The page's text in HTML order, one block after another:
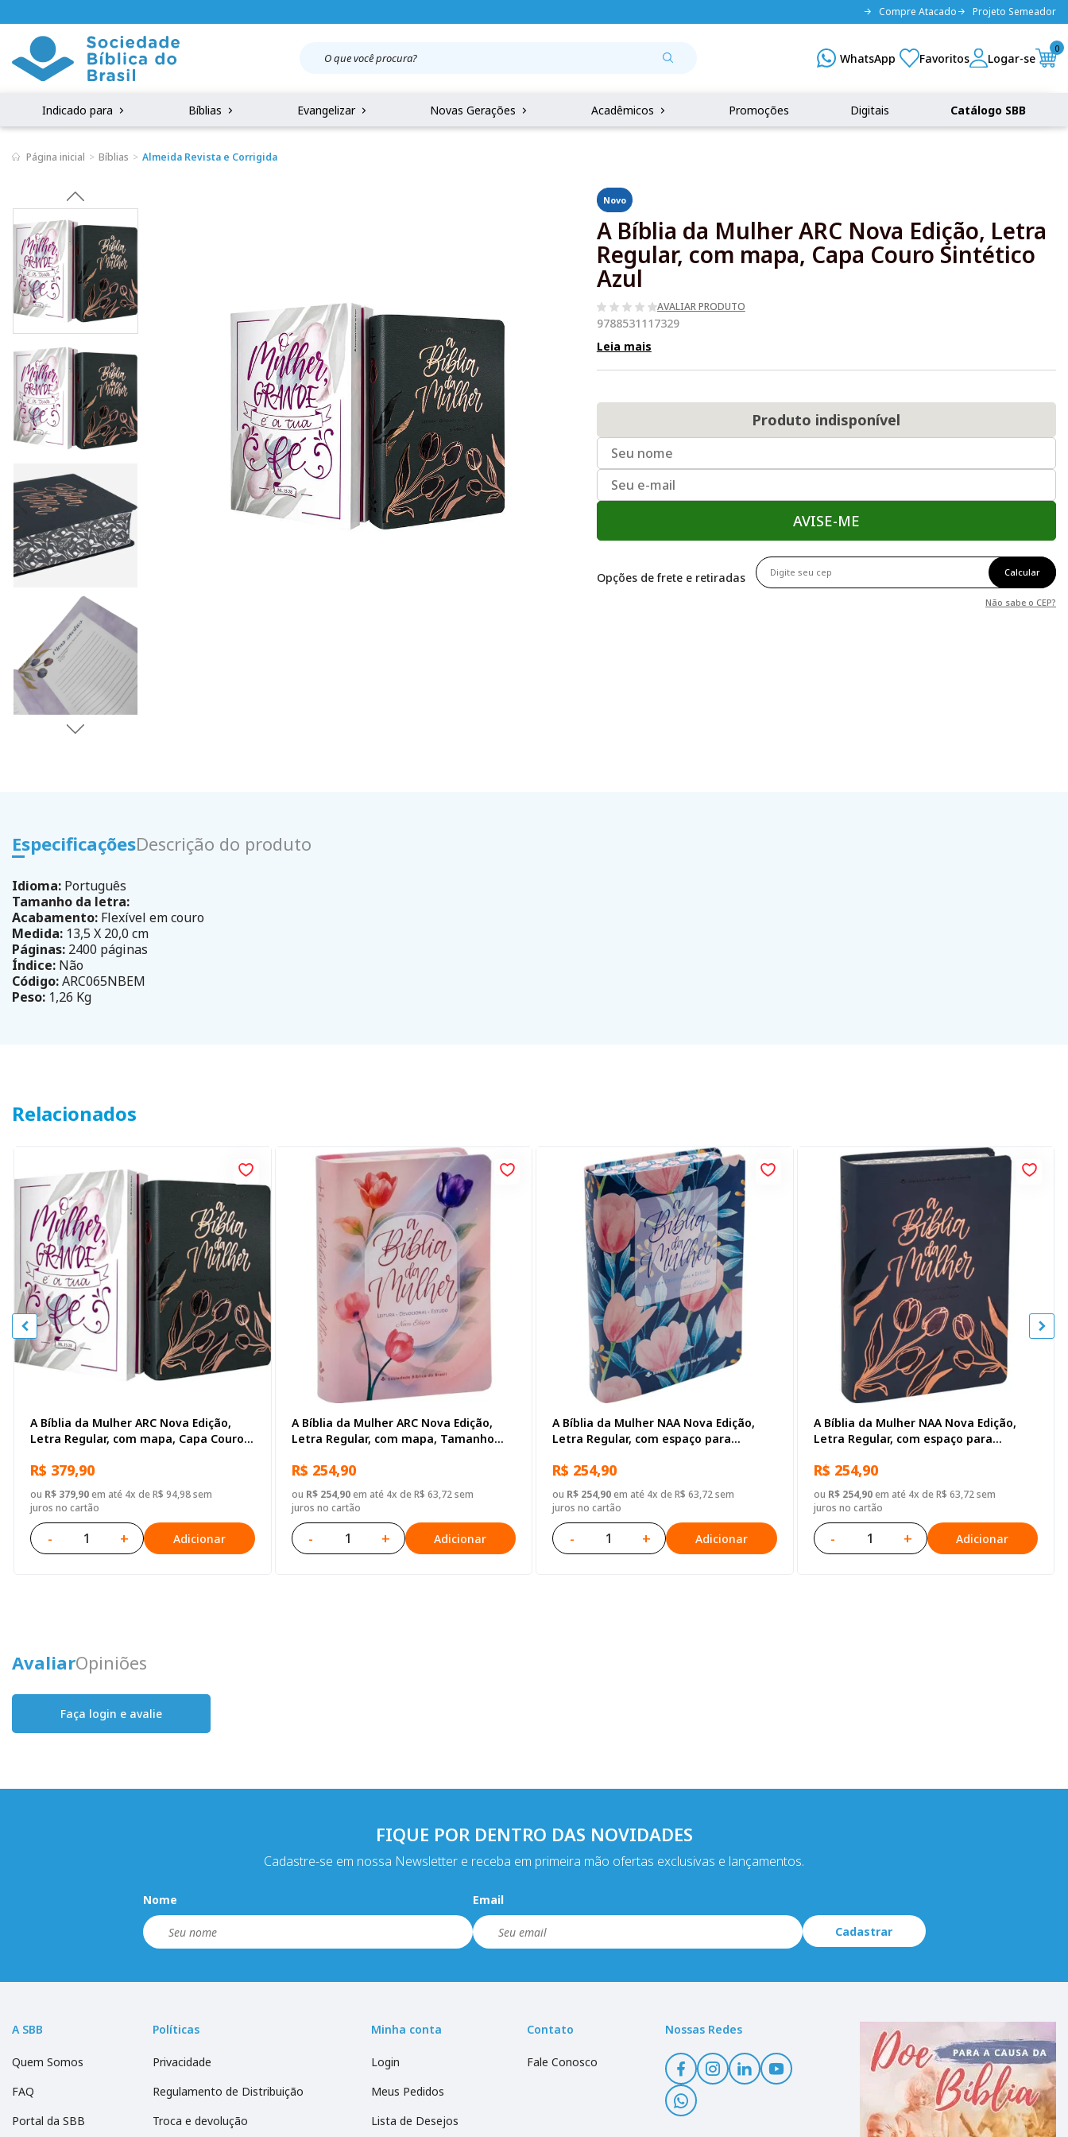
Compre Atacado Projeto Semeador
0
Indicado para Bíblias Evangelizar Novas Gerações Acadêmicos Promoções Digitais Catálogo SBB
Página inicial Bíblias Almeida Revista e Corrigida
Novo
A Bíblia da Mulher ARC Nova Edição, Letra
Regular, com mapa, Capa Couro Sintético
Azul
AVALIAR PRODUTO
9788531117329
Leia mais
Produto indisponível
AVISE-ME
Opções de frete e retiradas Calcular
Não sabe o CEP?
EspecificaçõesDescrição do produto
Idioma: Português
Tamanho da letra:
Acabamento: Flexível em couro
Medida: 13,5 X 20,0 cm
Páginas: 2400 páginas
Índice: Não
Código:ARC065NBEM
Peso: 1,26 Kg
Relacionados
A Bíblia da Mulher ARC Nova Edição,
Letra Regular, com mapa, Capa Couro
R$ 379,90
ou R$ 379,90em até 4x de R$ 94,98 sem
juros no cartão
- + Adicionar
A Bíblia da Mulher ARC Nova Edição,
Letra Regular, com mapa, Tamanho
R$ 254,90
ou R$ 254,90em até 4x de R$ 63,72 sem
juros no cartão
- + Adicionar
A Bíblia da Mulher NAA Nova Edição,
Letra Regular, com espaço para
Sintético Azul Tulipa
R$ 254,90
ou R$ 254,90em até 4x de R$ 63,72 sem
juros no cartão
- + Adicionar
A Bíblia da Mulher NAA Nova Edição,
Letra Regular, com espaço para
Grande, Capa Couro Sintético Azul
R$ 254,90
ou R$ 254,90em até 4x de R$ 63,72 sem
juros no cartão
- + Adicionar
AvaliarOpiniões
Faça login e avalie
FIQUE POR DENTRO DAS NOVIDADES
Cadastre-se em nossa Newsletter e receba em primeira mão ofertas exclusivas e lançamentos.
Nome Email
Cadastrar
A SBB
Quem Somos
FAQ
Portal da SBB
Políticas
Privacidade
Regulamento de Distribuição
Troca e devolução
Minha conta
Login
Meus Pedidos
Lista de Desejos
Contato
Fale Conosco
Nossas Redes